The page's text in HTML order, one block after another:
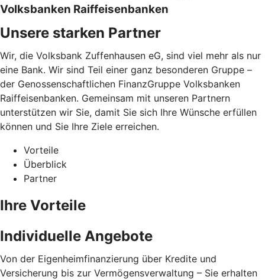
Volksbanken Raiffeisenbanken
Unsere starken Partner
Wir, die Volksbank Zuffenhausen eG, sind viel mehr als nur
eine Bank. Wir sind Teil einer ganz besonderen Gruppe –
der Genossenschaftlichen FinanzGruppe Volksbanken
Raiffeisenbanken. Gemeinsam mit unseren Partnern
unterstützen wir Sie, damit Sie sich Ihre Wünsche erfüllen
können und Sie Ihre Ziele erreichen.
Vorteile
Überblick
Partner
Ihre Vorteile
Individuelle Angebote
Von der Eigenheimfinanzierung über Kredite und
Versicherung bis zur Vermögensverwaltung – Sie erhalten